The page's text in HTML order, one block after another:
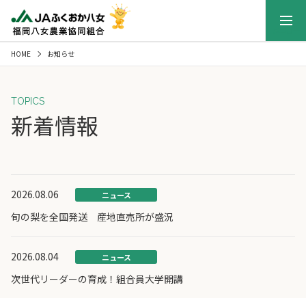
HOME お知らせ
TOPICS
新着情報
2026.08.06 ニュース
旬の梨を全国発送 産地直売所が盛況
2026.08.04 ニュース
次世代リーダーの育成！組合員大学開講